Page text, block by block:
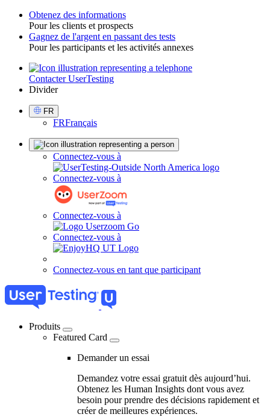
Toggle
Obtenez des informations
Pour les clients et prospects
Gagnez de l'argent en passant des tests
Pour les participants et les activités annexes
UtilityContacter UserTesting
Divider
Select
Language
FR
FRFrançais
Connectez-vous à
Connectez-vous à
Connectez-vous à
Connectez-vous à
Connectez-vous en tant que participant
Produits
Featured Card
Demander un essai
Demandez votre essai gratuit dès aujourd’hui.
Obtenez les Human Insights dont vous avez
besoin pour prendre des décisions rapidement et
créer de meilleures expériences.